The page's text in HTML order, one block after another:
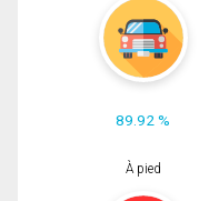
89.92 %
À pied